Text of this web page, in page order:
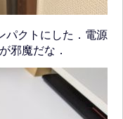
パクトにした．電源
邪魔だな．